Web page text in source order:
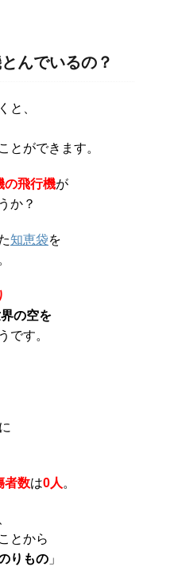
んでいるの？
と、
とができます。
の飛行機が
か？
知恵袋を
の空を
です。
者数は0人 。
とから
りもの 」